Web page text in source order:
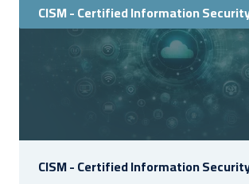
CISM - Certified Information
CISM - Certified Information